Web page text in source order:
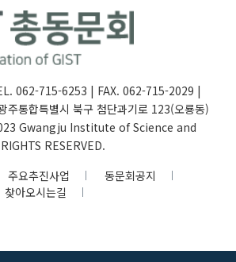
062-715-6253 | FAX. 062-715-2029 |
주통합특별시 북구 첨단과기로 123(오룡동)
Gwangju Institute of Science and
RESERVED.
주요추진사업
동문회공지
찾아오시는길